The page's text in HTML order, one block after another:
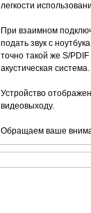
легкости
При взаимном
подать звук с
точно такой же S/
акустическая система.
Устройство
видеовыходу.
Обращаем ваше